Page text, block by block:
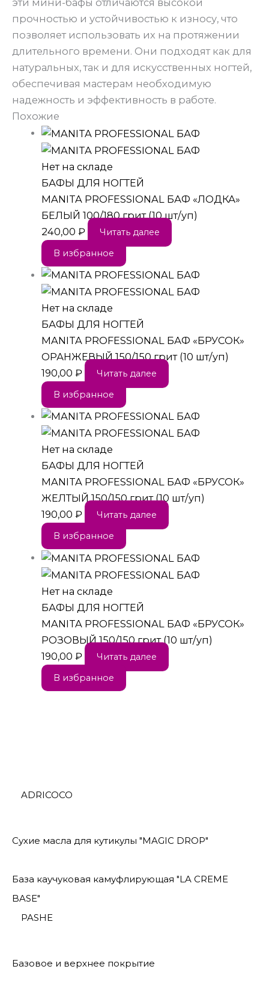
ADRICOCO
Сухие масла для кутикулы "MAGIC DROP"
База каучуковая камуфлирующая "LA CREME
BASE"
PASHE
Базовое и верхнее покрытие
эти мини-бафы отличаются высокой
прочностью и устойчивостью к износу, что
позволяет использовать их на протяжении
длительного времени. Они подходят как для
натуральных, так и для искусственных ногтей,
обеспечивая мастерам необходимую
надежность и эффективность в работе.
Похожие
Нет на складе
БАФЫ ДЛЯ НОГТЕЙ
MANITA PROFESSIONAL БАФ «ЛОДКА»
БЕЛЫЙ 100/180 грит (10 шт/уп)
240,00₽
Читать далее
В избранное
Нет на складе
БАФЫ ДЛЯ НОГТЕЙ
MANITA PROFESSIONAL БАФ «БРУСОК»
ОРАНЖЕВЫЙ 150/150 грит (10 шт/уп)
190,00₽
Читать далее
В избранное
Нет на складе
БАФЫ ДЛЯ НОГТЕЙ
MANITA PROFESSIONAL БАФ «БРУСОК»
ЖЕЛТЫЙ 150/150 грит (10 шт/уп)
190,00₽
Читать далее
В избранное
Нет на складе
БАФЫ ДЛЯ НОГТЕЙ
MANITA PROFESSIONAL БАФ «БРУСОК»
РОЗОВЫЙ 150/150 грит (10 шт/уп)
190,00₽
Читать далее
В избранное